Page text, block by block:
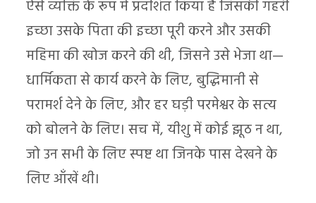
ऐसे व्यक्ति के रूप में प्रदर्शित किया है जिसकी गहरी
इच्छा उसके पिता की इच्छा पूरी करने और उसकी
महिमा की खोज करने की थी, जिसने उसे भेजा था—
धार्मिकता से कार्य करने के लिए, बुद्धिमानी से
परामर्श देने के लिए, और हर घड़ी परमेश्वर के सत्य
को बोलने के लिए। सच में, यीशु में कोई झूठ न था,
जो उन सभी के लिए स्पष्ट था जिनके पास देखने के
लिए आँखें थी।